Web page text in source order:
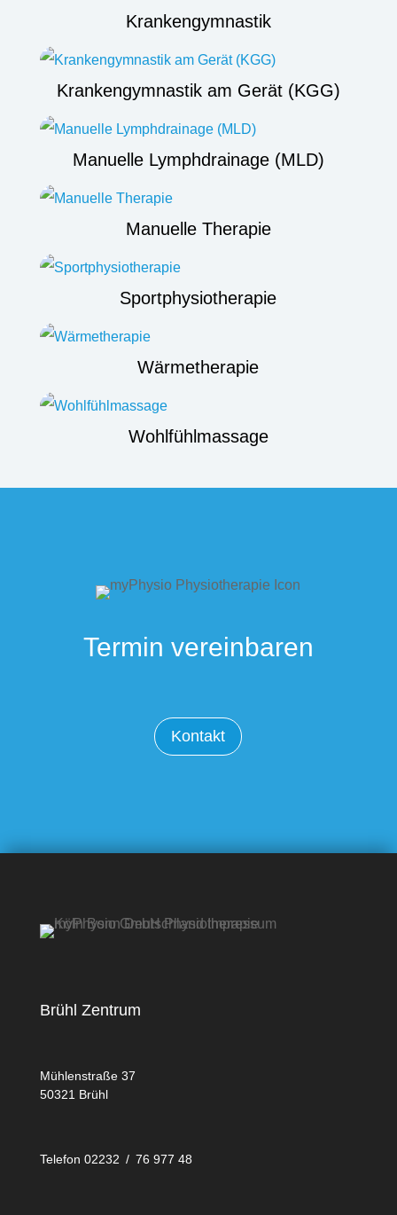
Krankengymnastik
Krankengymnastik am Gerät (KGG)
Manuelle Lymphdrainage (MLD)
Manuelle Therapie
Sportphysiotherapie
Wärmetherapie
Wohlfühlmassage
Termin vereinbaren
Kontakt
Brühl Zentrum
Mühlenstraße 37
50321 Brühl
Telefon 02232 / 76 977 48